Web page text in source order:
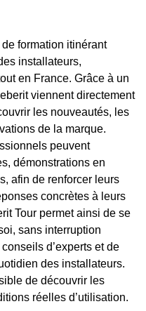
formation itinérant
installateurs,
en France. Grâce à un
viennent directement
les nouveautés, les
de la marque.
peuvent
démonstrations en
afin de renforcer leurs
concrètes à leurs
Tour permet ainsi de se
sans interruption
d’experts et de
des installateurs.
de découvrir les
réelles d’utilisation.